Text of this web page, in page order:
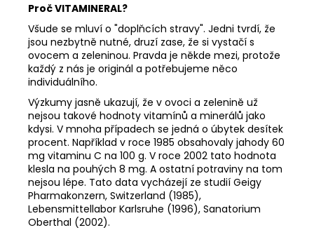
Proč VITAMINERAL?
Všude se mluví o "doplňcích stravy". Jedni tvrdí, že
jsou nezbytně nutné, druzí zase, že si vystačí s
ovocem a zeleninou. Pravda je někde mezi, protože
každý z nás je originál a potřebujeme něco
individuálního.
Výzkumy jasně ukazují, že v ovoci a zelenině už
nejsou takové hodnoty vitamínů a minerálů jako
kdysi. V mnoha případech se jedná o úbytek desítek
procent. Například v roce 1985 obsahovaly jahody 60
mg vitaminu C na 100 g. V roce 2002 tato hodnota
klesla na pouhých 8 mg. A ostatní potraviny na tom
nejsou lépe. Tato data vycházejí ze studií Geigy
Pharmakonzern, Switzerland (1985),
Lebensmittellabor Karlsruhe (1996), Sanatorium
Oberthal (2002).